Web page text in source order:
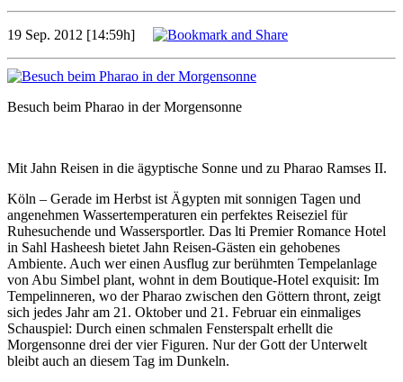
19 Sep. 2012 [14:59h]
Besuch beim Pharao in der Morgensonne
Mit Jahn Reisen in die ägyptische Sonne und zu Pharao Ramses II.
Köln – Gerade im Herbst ist Ägypten mit sonnigen Tagen und
angenehmen Wassertemperaturen ein perfektes Reiseziel für
Ruhesuchende und Wassersportler. Das lti Premier Romance Hotel
in Sahl Hasheesh bietet Jahn Reisen-Gästen ein gehobenes
Ambiente. Auch wer einen Ausflug zur berühmten Tempelanlage
von Abu Simbel plant, wohnt in dem Boutique-Hotel exquisit: Im
Tempelinneren, wo der Pharao zwischen den Göttern thront, zeigt
sich jedes Jahr am 21. Oktober und 21. Februar ein einmaliges
Schauspiel: Durch einen schmalen Fensterspalt erhellt die
Morgensonne drei der vier Figuren. Nur der Gott der Unterwelt
bleibt auch an diesem Tag im Dunkeln.